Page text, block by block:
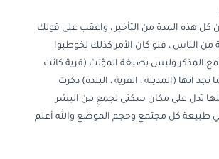
كل هذه المدة من التأخير ، واعقب على قولك
من الناس ، فلو كان الأمر كذلك لخوطبوا
المذكر وليس بصيغة المؤنث (قرية كانت
انها (المدينة ، القرية ، البلدة) ذكرت
تدل على مكان سكنى لجمع من البشر
طبيعة كل مجتمع وحجم الموضع والله أعلم